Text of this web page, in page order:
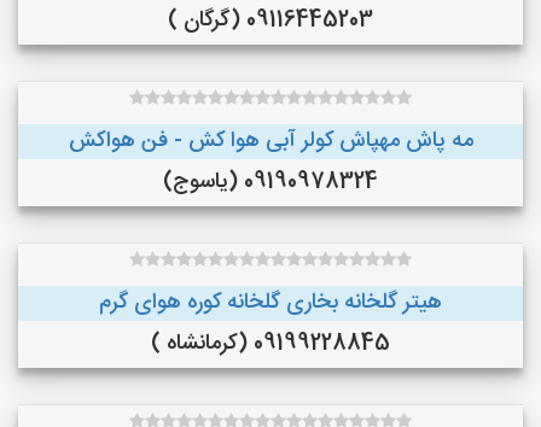
09116445203 (گرگان )
مه پاش مهپاش کولر آبی هوا کش - فن هواکش
09190978324 (یاسوج)
هیتر گلخانه بخاری گلخانه کوره هوای گرم
09199228845 (کرمانشاه )